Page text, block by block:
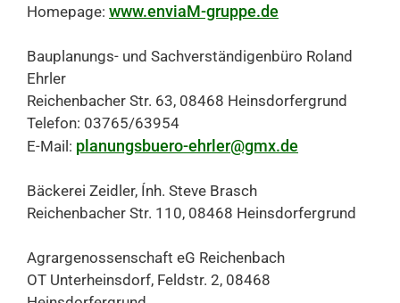
Homepage: www.enviaM-gruppe.de
Bauplanungs- und Sachverständigenbüro Roland
Ehrler
Reichenbacher Str. 63, 08468 Heinsdorfergrund
Telefon: 03765/63954
E-Mail: planungsbuero-ehrler@gmx.de
Bäckerei Zeidler, Ính. Steve Brasch
Reichenbacher Str. 110, 08468 Heinsdorfergrund
Agrargenossenschaft eG Reichenbach
OT Unterheinsdorf, Feldstr. 2, 08468